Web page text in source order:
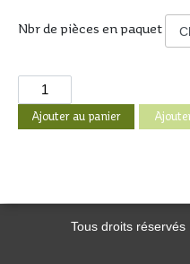
Nbr de pièces en paquet
Ajouter au panier
Tous droits réservés